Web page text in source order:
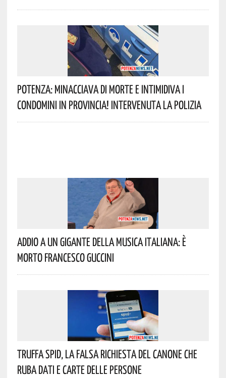
Potenza: Minacciava Di Morte E Intimidiva I
Condomini In Provincia! Intervenuta La Polizia
Addio A Un Gigante Della Musica Italiana: È
Morto Francesco Guccini
Truffa Spid, La Falsa Richiesta Del Canone Che
Ruba Dati E Carte Delle Persone